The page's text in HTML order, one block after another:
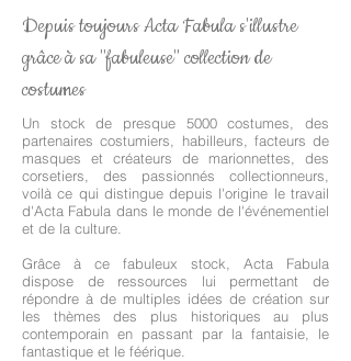
Depuis toujours Acta Fabula s'illustre
grâce à sa "fabuleuse" collection de
costumes
Un stock de presque 5000 costumes, des
partenaires costumiers, habilleurs, facteurs de
masques et créateurs de marionnettes, des
corsetiers, des passionnés collectionneurs,
voilà ce qui distingue depuis l'origine le travail
d'Acta Fabula dans le monde de l'événementiel
et de la culture.
Grâce à ce fabuleux stock, Acta Fabula
dispose de ressources lui permettant de
répondre à de multiples idées de création sur
les thèmes des plus historiques au plus
contemporain en passant par la fantaisie, le
fantastique et le féérique.